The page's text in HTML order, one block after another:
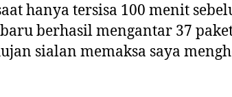
hanya tersisa 100 menit
berhasil mengantar 37
sialan memaksa saya